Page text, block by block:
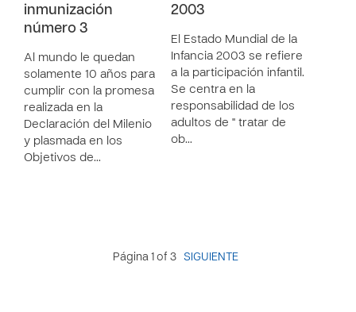
inmunización
número 3
Al mundo le quedan
solamente 10 años para
cumplir con la promesa
realizada en la
Declaración del Milenio
y plasmada en los
Objetivos de…
2003
El Estado Mundial de la
Infancia 2003 se refiere
a la participación infantil.
Se centra en la
responsabilidad de los
adultos de " tratar de
ob…
Página 1 of 3 SIGUIENTE